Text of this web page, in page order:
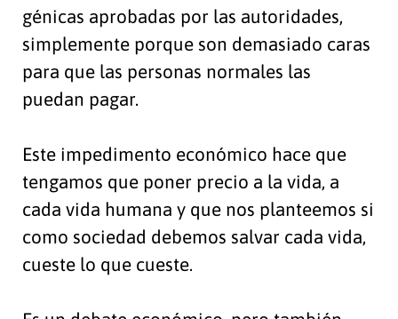
génicas aprobadas por las autoridades,
simplemente porque son demasiado caras
para que las personas normales las
puedan pagar.
Este impedimento económico hace que
tengamos que poner precio a la vida, a
cada vida humana y que nos planteemos si
como sociedad debemos salvar cada vida,
cueste lo que cueste.